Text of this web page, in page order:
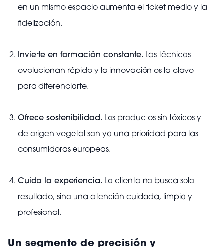
en un mismo espacio aumenta el ticket medio y la
fidelización.
Invierte en formación constante. Las técnicas
evolucionan rápido y la innovación es la clave
para diferenciarte.
Ofrece sostenibilidad. Los productos sin tóxicos y
de origen vegetal son ya una prioridad para las
consumidoras europeas.
Cuida la experiencia. La clienta no busca solo
resultado, sino una atención cuidada, limpia y
profesional.
Un segmento de precisión y